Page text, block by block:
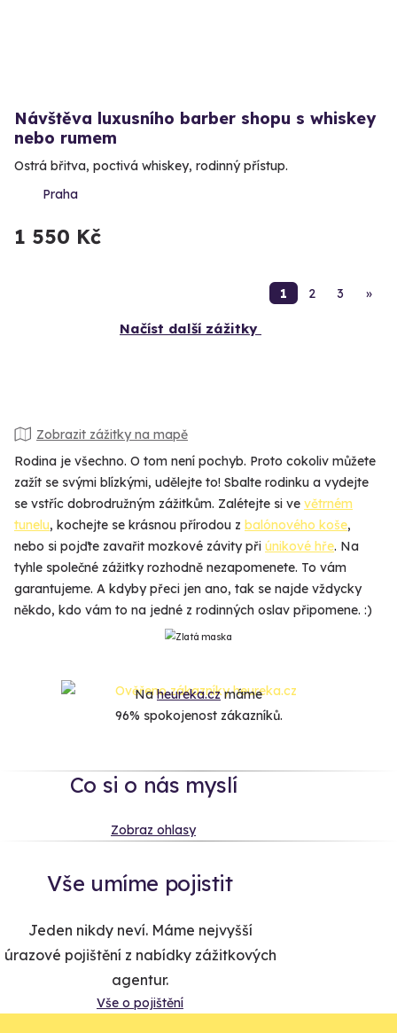
Návštěva luxusního barber shopu s whiskey
nebo rumem
Ostrá břitva, poctivá whiskey, rodinný přístup.
Praha
1 550 Kč
1 2 3 »
Načíst další zážitky
Zobrazit zážitky na mapě
Rodina je všechno. O tom není pochyb. Proto cokoliv můžete
zažít se svými blízkými, udělejte to! Sbalte rodinku a vydejte
se vstříc dobrodružným zážitkům. Zalétejte si ve větrném
tunelu, kochejte se krásnou přírodou z balónového koše,
nebo si pojďte zavařit mozkové závity při únikové hře. Na
tyhle společné zážitky rozhodně nezapomenete. To vám
garantujeme. A kdyby přeci jen ano, tak se najde vždycky
někdo, kdo vám to na jedné z rodinných oslav připomene. :)
Naheureka.czmáme
96% spokojenost zákazníků.
Co si o nás myslí
Zobraz ohlasy
Vše umíme pojistit
Jeden nikdy neví. Máme nejvyšší
úrazové pojištění z nabídky zážitkových
agentur.
Vše o pojištění